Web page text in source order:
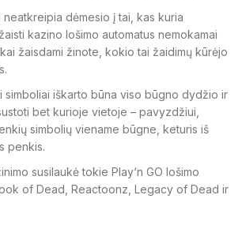
neatkreipia dėmesio į tai, kas kuria
kazino lošimo automatus nemokamai
žaisdami žinote, kokio tai žaidimų kūrėjo
simboliai iškarto būna viso būgno dydžio ir
bet kurioje vietoje – pavyzdžiui,
simbolių viename būgne, keturis iš
penkis.
susilaukė tokie Play‘n GO lošimo
of Dead, Reactoonz, Legacy of Dead ir